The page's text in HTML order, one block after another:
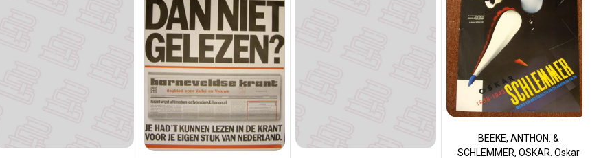
BEEKE, ANTHON. &
SCHLEMMER, OSKAR. Oskar